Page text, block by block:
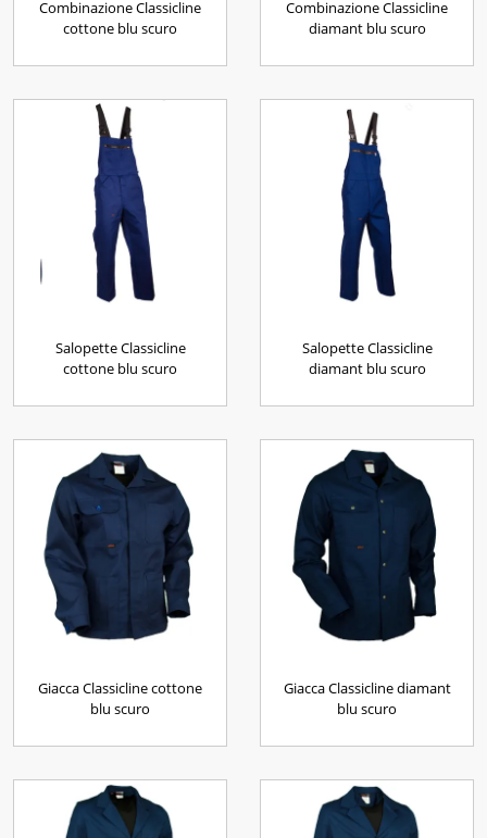
Combinazione Classicline
cottone blu scuro
Combinazione Classicline
diamant blu scuro
Salopette Classicline
cottone blu scuro
Salopette Classicline
diamant blu scuro
Giacca Classicline cottone
blu scuro
Giacca Classicline diamant
blu scuro